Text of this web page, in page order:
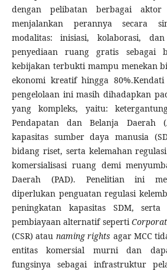
dengan pelibatan berbagai aktor
menjalankan perannya secara
modalitas: inisiasi, kolaborasi,
penyediaan ruang gratis sebagai
kebijakan terbukti mampu menekan
ekonomi kreatif hingga
pengelolaan ini masih dihadapkan
yang kompleks, yaitu:
Pendapatan dan Belanja Daerah
kapasitas sumber daya manusia
bidang riset, serta kelemahan
komersialisasi ruang demi
Daerah (PAD). Penelitian ini
diperlukan penguatan regulasi
peningkatan kapasitas SDM, serta
pembiayaan alternatif seperti
(CSR) atau naming rights agar MCC
entitas komersial murni dan
fungsinya sebagai infrastruktur